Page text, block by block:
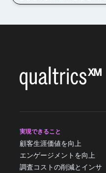
実現できること
顧客生涯価値を向上
エンゲージメントを向上
調査コストの削減とインサ